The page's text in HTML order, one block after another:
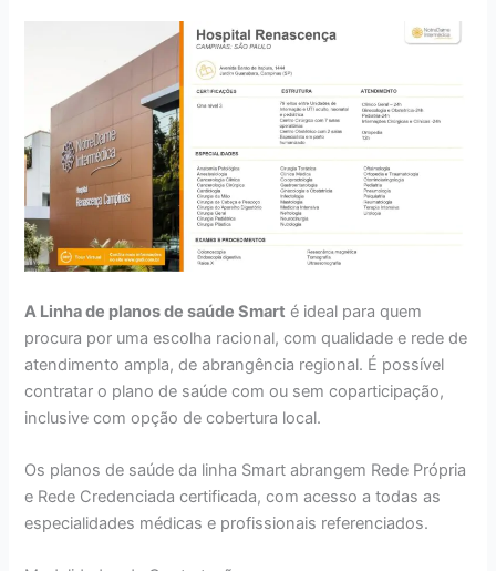
A Linha de planos de saúde Smart é ideal para quem
procura por uma escolha racional, com qualidade e rede de
atendimento ampla, de abrangência regional. É possível
contratar o plano de saúde com ou sem coparticipação,
inclusive com opção de cobertura local.
Os planos de saúde da linha Smart abrangem Rede Própria
e Rede Credenciada certificada, com acesso a todas as
especialidades médicas e profissionais referenciados.